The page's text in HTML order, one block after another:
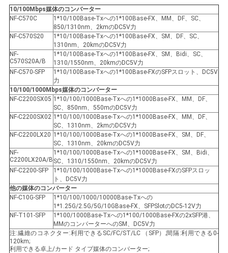
10/100Mbps媒体のコンバーター
NF-C570C
1*10/100Base-Txへの1*100Base-FX、MM、DF、SC、
850/1310nm、2kmのDC5V力
NF-C570S20
1*10/100Base-Txへの1*100Base-FX、SM、DF、SC、
1310nm、20kmのDC5V力
NF-
C570S20A/B
1*10/100Base-Txへの1*100Base-FX、SM、Bidi、SC、
1310/1550nm、20kmのDC5V力
NF-C570-SFP
1*10/100Base-Txへの1*100Base-FXのSFPスロット、DC5V
力
10/100/1000Mbps媒体のコンバーター
NF-C2200SX05 1*10/100/1000Base-Txへの1*1000Base-FX、MM、DF、
SC、850nm、550mのDC5V力
NF-C2200SX02 1*10/100/1000Base-Txへの1*1000Base-FX、MM、DF、
SC、1310nm、2kmのDC5V力
NF-C2200LX20 1*10/100/1000Base-Txへの1*1000Base-FX、SM、DF、
SC、1310nm、20kmのDC5V力
NF-
C2200LX20A/B
1*10/100/1000Base-Txへの1*1000Base-FX、SM、Bidi、
SC、1310/1550nm、20kmのDC5V力
NF-C2200-SFP
1*10/100/1000Base-Txへの1*1000Base-FXのSFPスロッ
ト、DC5V力
他の媒体のコンバーター
NF-C10G-SFP
1*10/100/1000/10000Base-Txへの
1*1.25G/2.5G/5G/10GBase-FX、SFPSlotのDC5-12V力
NF-T101-SFP
1*100/1000Base-Txへの1*100/1000Base-FXの2xSFP港、
MMのコンバーターへのSM、DC5V力
注:繊維のコネクター:利用できるSC/FC/ST/LC （SFP）;間隔:利用できる0-
120km;
利用できる卓上/カード タイプ媒体のコンバーター;